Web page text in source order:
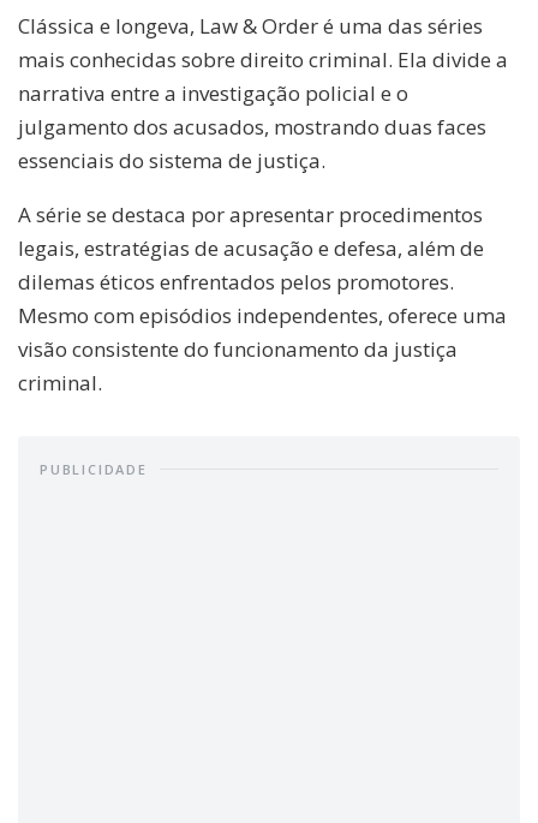
Clássica e longeva, Law & Order é uma das séries
mais conhecidas sobre direito criminal. Ela divide a
narrativa entre a investigação policial e o
julgamento dos acusados, mostrando duas faces
essenciais do sistema de justiça.
A série se destaca por apresentar procedimentos
legais, estratégias de acusação e defesa, além de
dilemas éticos enfrentados pelos promotores.
Mesmo com episódios independentes, oferece uma
visão consistente do funcionamento da justiça
criminal.
PUBLICIDADE